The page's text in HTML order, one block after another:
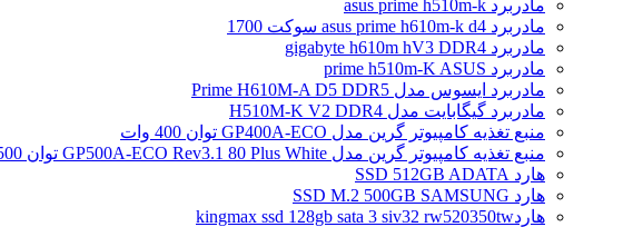
مادربرد asus prime h510m-k
مادربرد asus prime h610m-k d4 سوکت 1700
مادربرد gigabyte h610m hV3 DDR4
مادربرد prime h510m-K ASUS
مادربرد ایسوس مدل Prime H610M-A D5 DDR5
مادربرد گیگابایت مدل H510M-K V2 DDR4
منبع تغذیه کامپیوتر گرین مدل GP400A-ECO توان 400 وات
منبع تغذیه کامپیوتر گرین مدل GP500A-ECO Rev3.1 80 Plus White توان 500 وات
هارد SSD 512GB ADATA
هارد SSD M.2 500GB SAMSUNG
هاردkingmax ssd 128gb sata 3 siv32 rw520350tw